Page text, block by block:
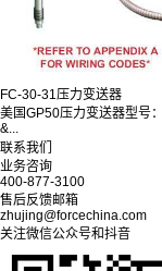
FC-30-31压力变送器
美国GP50压力变送器型号
&...
联系我们
业务咨询
400-877-3100
售后反馈邮箱
zhujing@forcechina.com
关注微信公众号和抖音